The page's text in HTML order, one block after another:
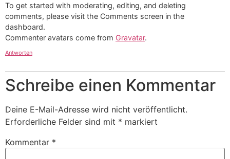
To get started with moderating, editing, and deleting
comments, please visit the Comments screen in the
dashboard.
Commenter avatars come from Gravatar.
Antworten
Schreibe einen Kommentar
Deine E-Mail-Adresse wird nicht veröffentlicht.
Erforderliche Felder sind mit * markiert
Kommentar *